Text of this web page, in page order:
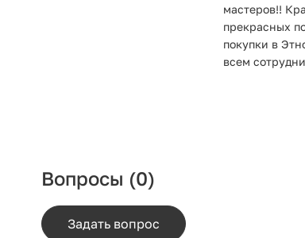
мастеров!!
прекрасных
покупки в
всем
Вопросы (0)
Задать вопрос